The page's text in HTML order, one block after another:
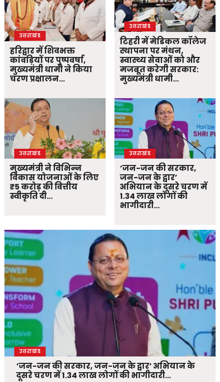
उत्तराखंड
हरिद्वार में शिवभक्त
कांवड़ियों पर पुष्पवर्षा,
मुख्यमंत्री धामी ने किया
चरण प्रक्षालन…
उत्तराखंड
मुख्यमंत्री ने विभिन्न
विकास योजनाओं के लिए
₹5 करोड़ की वित्तीय
स्वीकृति दी…
उत्तराखंड
टिहरी में मेडिकल कॉलेज
स्थापना पर मंथन,
स्वास्थ्य सेवाओं को और
मजबूत करेगी सरकार:
मुख्यमंत्री धामी…
उत्तराखंड
‘जन-जन की सरकार,
जन-जन के द्वार’
अभियान के दूसरे चरण में
1.34 लाख लोगों की
भागीदारी…
उत्तराखंड
‘जन-जन की सरकार, जन-जन के द्वार’ अभियान के
दूसरे चरण में 1.34 लाख लोगों की भागीदारी…